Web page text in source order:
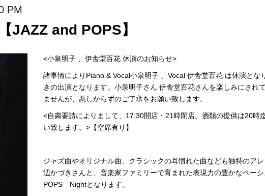
PM
JAZZ and POPS】
<小泉明子 、伊舎堂百花 休演のお知らせ>
諸事情によりPiano & Vocal小泉明子 、Vocal 伊舎堂百花 は休演とな
きの出演となります。小泉明子さん 伊舎堂百花さんを楽しみにされ
ませんが、悪しからずのご了承をお願い致します。
<自粛要請によりまして、17:30開店・21時閉店、酒類の提供は20時
い致します。>【空席有り】
ジャズ曲やオリジナル曲、クラシックの耳慣れた曲なども独特のア
辺かづきさんと、音楽家ファミリーで育まれた表現力の豊かなベー
POPS Nightとなります。